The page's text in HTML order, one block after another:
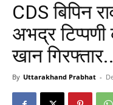
CDS बिपिन
अभद्र टिप्पणी
खान गिरफ्तार..
By Uttarakhand Prabhat -